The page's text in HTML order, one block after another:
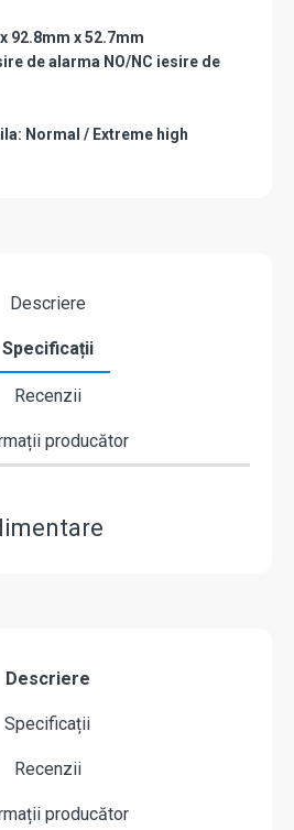
92.8mm x 52.7mm
de alarma NO/NC iesire de
Normal / Extreme high
Descriere
Specificații
Recenzii
producător
Descriere
Specificații
Recenzii
producător